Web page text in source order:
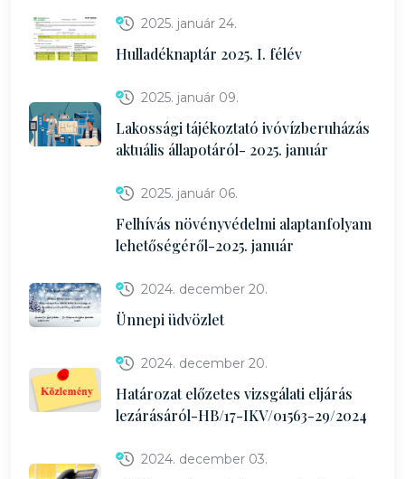
2025. január 24.
Hulladéknaptár 2025. I. félév
2025. január 09.
Lakossági tájékoztató ivóvízberuházás
aktuális állapotáról- 2025. január
2025. január 06.
Felhívás növényvédelmi alaptanfolyam
lehetőségéről-2025. január
2024. december 20.
Ünnepi üdvözlet
2024. december 20.
Határozat előzetes vizsgálati eljárás
lezárásáról-HB/17-IKV/01563-29/2024
2024. december 03.